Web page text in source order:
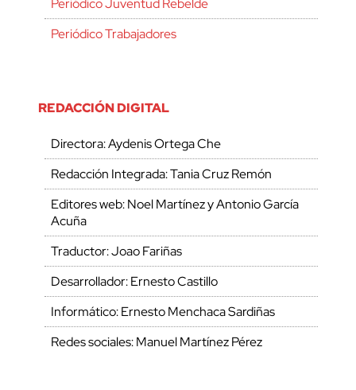
Periódico Trabajadores
REDACCIÓN DIGITAL
Directora: Aydenis Ortega Che
Redacción Integrada: Tania Cruz Remón
Editores web: Noel Martínez y Antonio García
Acuña
Traductor: Joao Fariñas
Desarrollador: Ernesto Castillo
Informático: Ernesto Menchaca Sardiñas
Redes sociales: Manuel Martínez Pérez